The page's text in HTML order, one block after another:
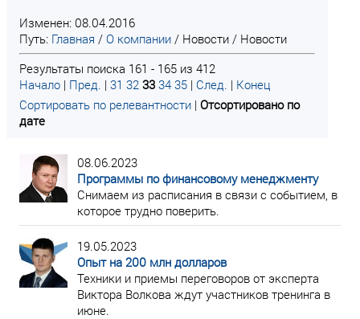
Изменен: 08.04.2016
Путь: Главная / О компании / Новости / Новости
Результаты поиска 161 - 165 из 412
Начало | Пред. | 31 32 33 34 35 | След. | Конец
Сортировать по релевантности | Отсортировано по
дате
08.06.2023
Программы по финансовому менеджменту
Снимаем из расписания в связи с событием, в
которое трудно поверить.
19.05.2023
Опыт на 200 млн долларов
Техники и приемы переговоров от эксперта
Виктора Волкова ждут участников тренинга в
июне.